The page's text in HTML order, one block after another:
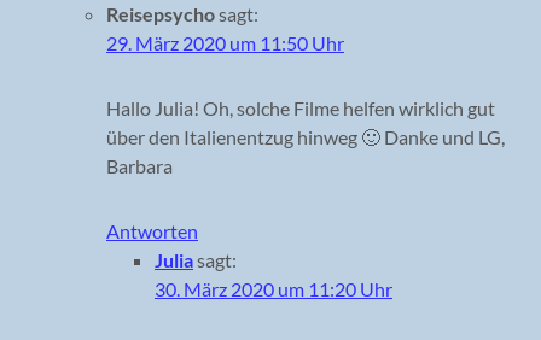
Reisepsychosagt:
29. März 2020 um 11:50 Uhr
Hallo Julia! Oh, solche Filme helfen wirklich gut
über den Italienentzug hinweg 🙂 Danke und LG,
Barbara
Antworten
Juliasagt:
30. März 2020 um 11:20 Uhr